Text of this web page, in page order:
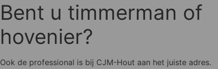
Bent u timmerman of
hovenier?
Ook de professional is bij CJM-Hout aan het juiste adres.